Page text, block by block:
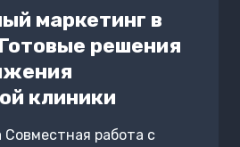
маркетинг в
решения
клиники
Совместная работа с